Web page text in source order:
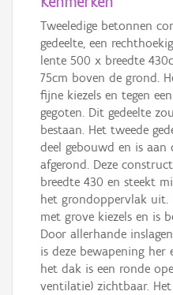
Tweeledige betonnen
gedeelte, een
lente 500 x breedte
75cm boven de grond.
fijne kiezels en tegen
gegoten. Dit gedeelte
bestaan. Het tweede
deel gebouwd en is
afgerond. Deze
breedte 430 en steekt
het grondoppervlak uit.
met grove kiezels en is
Door allerhande
is deze bewapening her
het dak is een ronde
ventilatie) zichtbaar.